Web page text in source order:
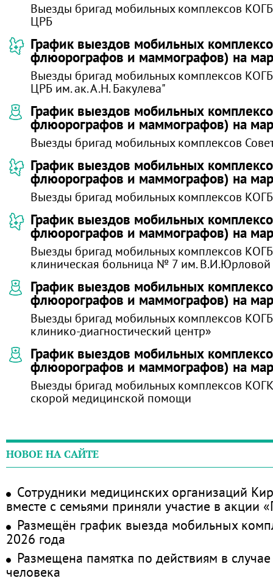
Выезды бригад мобильных комплексов
ЦРБ
График выездов мобильных
флюорографов и маммографов) на
Выезды бригад мобильных комплексов
ЦРБ им. ак. А.Н. Бакулева"
График выездов мобильных
флюорографов и маммографов) на
Выезды бригад мобильных комплексов
График выездов мобильных
флюорографов и маммографов) на
Выезды бригад мобильных комплексов
График выездов мобильных
флюорографов и маммографов) на
Выезды бригад мобильных комплексов
клиническая больница № 7 им. В.И.Юрловой
График выездов мобильных
флюорографов и маммографов) на
Выезды бригад мобильных комплексов
клинико-диагностический центр»
График выездов мобильных
флюорографов и маммографов) на
Выезды бригад мобильных комплексов
скорой медицинской помощи
НОВОЕ НА САЙТЕ
Сотрудники медицинских организаций
вместе с семьями приняли участие в акции
Размещён график выезда мобильных
2026 года
Размещена памятка по действиям в
человека